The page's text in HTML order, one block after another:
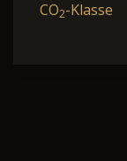
CO2-Klasse